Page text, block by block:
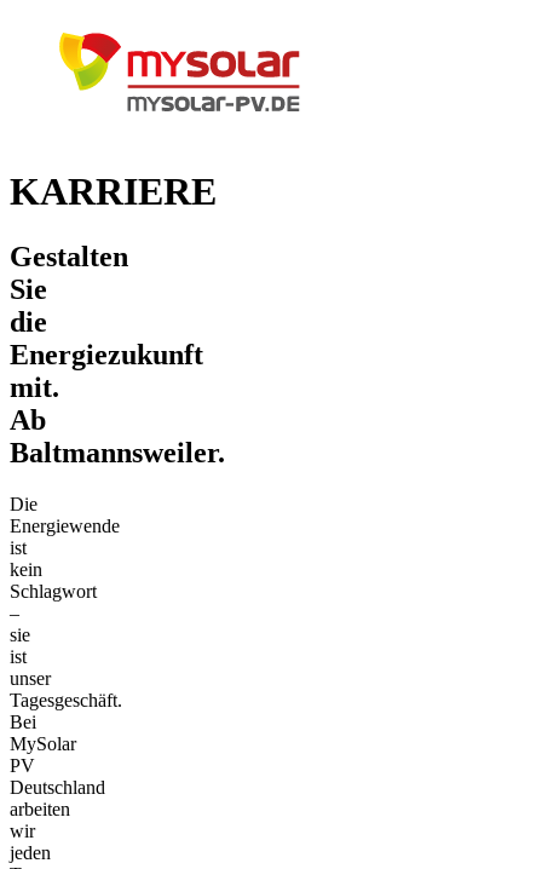
KARRIERE
Gestalten
Sie
die
Energiezukunft
mit.
Ab
Baltmannsweiler.
Die
Energiewende
ist
kein
Schlagwort
–
sie
ist
unser
Tagesgeschäft.
Bei
MySolar
PV
Deutschland
arbeiten
wir
jeden